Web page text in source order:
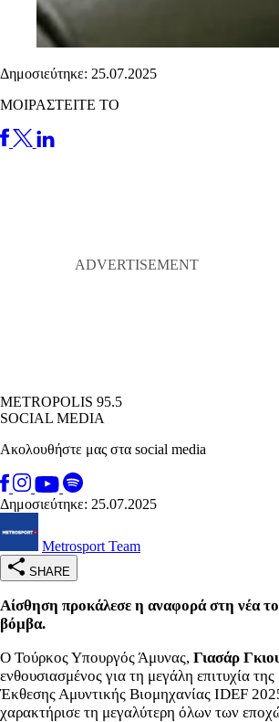
Δημοσιεύτηκε: 25.07.2025
ΜΟΙΡΑΣΤΕΙΤΕ ΤΟ
METROPOLIS 95.5
SOCIAL MEDIA
Ακολουθήστε μας στα social media
Δημοσιεύτηκε: 25.07.2025
Metrosport Team
SHARE
Αίσθηση προκάλεσε η αναφορά στη νέα
βόμβα.
Ο Τούρκος Υπουργός Άμυνας, Γιασάρ
ενθουσιασμένος για τη μεγάλη επιτυχία
Έκθεσης Αμυντικής Βιομηχανίας IDEF
χαρακτήρισε τη μεγαλύτερη όλων των